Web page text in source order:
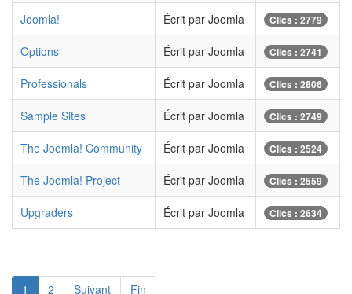
Joomla! Écrit par Joomla Clics : 2779
Options Écrit par Joomla Clics : 2741
Professionals Écrit par Joomla Clics : 2806
Sample Sites Écrit par Joomla Clics : 2749
The Joomla! Community Écrit par Joomla Clics : 2524
The Joomla! Project Écrit par Joomla Clics : 2559
Upgraders Écrit par Joomla Clics : 2634
1 2 Suivant Fin